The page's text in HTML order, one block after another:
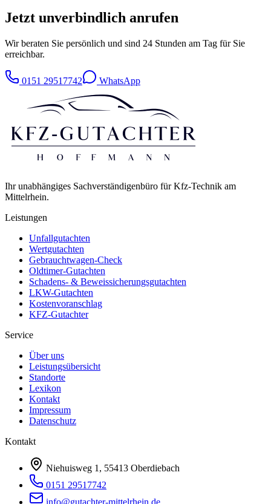
Jetzt unverbindlich anrufen
Wir beraten Sie persönlich und sind 24 Stunden am Tag für Sie
erreichbar.
0151 29517742 WhatsApp
Ihr unabhängiges Sachverständigenbüro für Kfz-Technik am
Mittelrhein.
Leistungen
Unfallgutachten
Wertgutachten
Gebrauchtwagen-Check
Oldtimer-Gutachten
Schadens- & Beweissicherungsgutachten
LKW-Gutachten
Kostenvoranschlag
KFZ-Gutachter
Service
Über uns
Leistungsübersicht
Standorte
Lexikon
Kontakt
Impressum
Datenschutz
Kontakt
Niehuisweg 1, 55413 Oberdiebach
0151 29517742